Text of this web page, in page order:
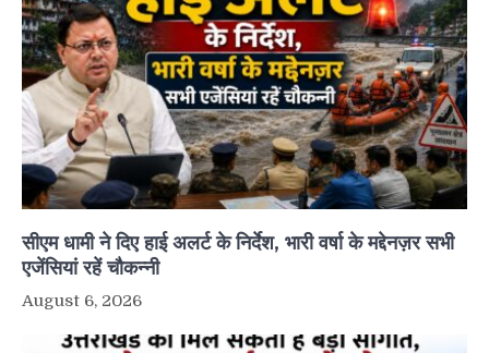
सीएम धामी ने दिए हाई अलर्ट के निर्देश, भारी वर्षा के मद्देनज़र सभी
एजेंसियां रहें चौकन्नी
August 6, 2026